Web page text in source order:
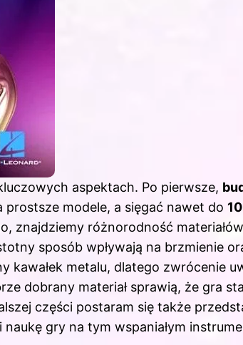
aspektach. Po pierwsze,
prostsze modele, a sięgać nawet do
znajdziemy różnorodność
sposób wpływają na brzmienie
kawałek metalu, dlatego zwrócenie
dobrany materiał sprawią, że gra
części postaram się także
gry na tym wspaniałym